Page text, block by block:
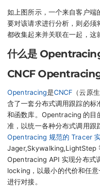
如上图所示，一个来自客户端
要对该请求进行分析，则必须
都收集起来并关联在一起，这
什么是
CNCF
Opentracing是CNCF （云原
含了一套分布式调用跟踪的标
和函数库。Opentracing 的目
准，以统一各种分布式调用跟
Opentracing 规范的 Tracer
Jager,Skywalking,LightStep
Opentracing API 实现分布式
locking，以最小的代价和任
进行对接。